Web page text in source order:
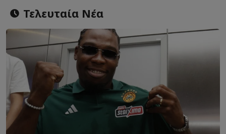
Τελευταία Νέα